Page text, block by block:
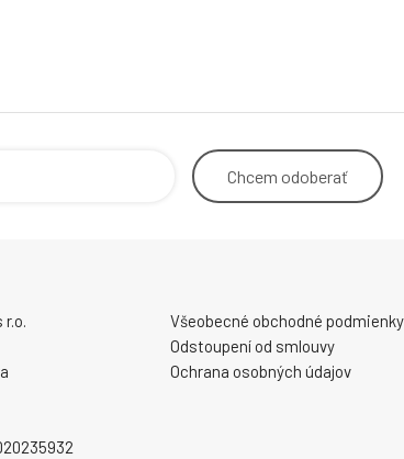
Chcem odoberať
r.o.
Všeobecné obchodné podmienky
Odstoupení od smlouvy
Ochrana osobných údajov